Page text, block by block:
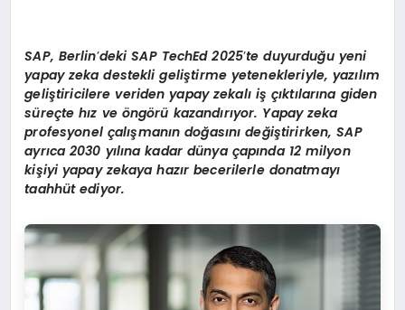
SAP, Berlin’deki SAP TechEd 2025’te duyurduğu yeni
yapay zeka destekli geliştirme yetenekleriyle, yazılım
geliştiricilere veriden yapay zekalı iş çıktılarına giden
süreçte hız ve öngörü kazandırıyor. Yapay zeka
profesyonel çalışmanın doğasını değiştirirken, SAP
ayrıca 2030 yılına kadar dünya çapında 12 milyon
kişiyi yapay zekaya hazır becerilerle donatmayı
taahhüt ediyor.